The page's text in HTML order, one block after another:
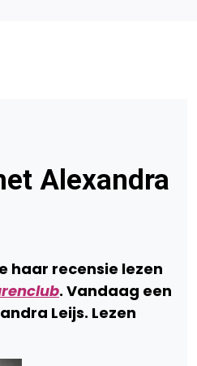
Alexandra
haar recensie lezen
. Vandaag een
Leijs. Lezen